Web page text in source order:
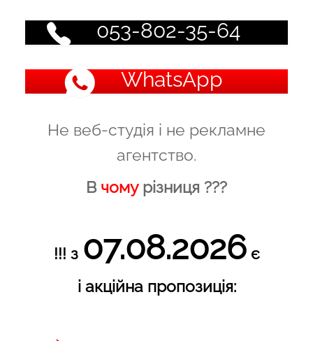
053-802-35-64
WhatsApp
Не веб-студія і не рекламне
агентство.
В чомурізниця ???
!!! з 07.08.2026є
і акційна пропозиція: